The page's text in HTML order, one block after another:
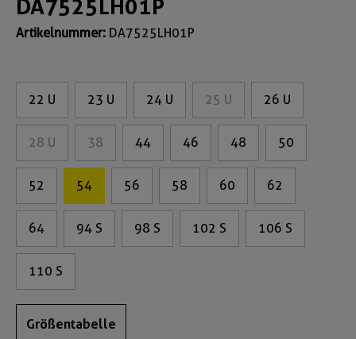
DA7525LH01P
Artikelnummer: DA7525LH01P
22 U 23 U 24 U 25 U 26 U
28 U 38 44 46 48 50
52 54 56 58 60 62
64 94 S 98 S 102 S 106 S
110 S
Größentabelle